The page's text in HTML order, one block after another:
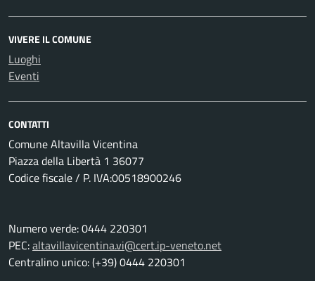
VIVERE IL COMUNE
Luoghi
Eventi
CONTATTI
Comune Altavilla Vicentina
Piazza della Libertà 1 36077
Codice fiscale / P. IVA:00518900246
Numero verde: 0444 220301
PEC:altavillavicentina.vi@cert.ip-veneto.net
Centralino unico: (+39) 0444 220301